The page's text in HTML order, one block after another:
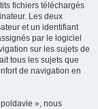
fichiers téléchargés
Les deux
et un identifiant
par le logiciel
sur les sujets de
tous les sujets que
de navigation en
», nous